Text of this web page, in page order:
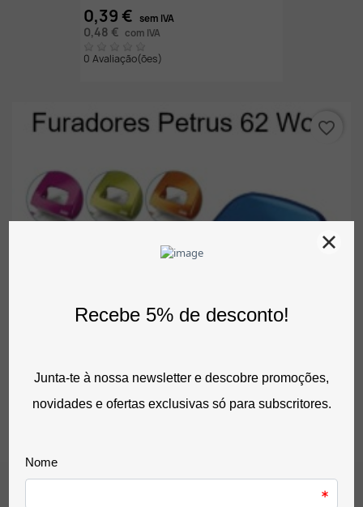
0,39 € sem IVA
0,48 € com IVA
0 Avaliação(ões)
favorite_border